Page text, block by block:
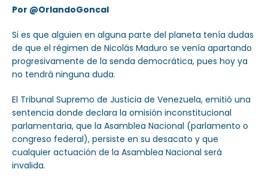
Por @OrlandoGoncal
Si es que alguien en alguna parte del planeta tenía dudas
de que el régimen de Nicolás Maduro se venía apartando
progresivamente de la senda democrática, pues hoy ya
no tendrá ninguna duda.
El Tribunal Supremo de Justicia de Venezuela, emitió una
sentencia donde declara la omisión inconstitucional
parlamentaria, que la Asamblea Nacional (parlamento o
congreso federal), persiste en su desacato y que
cualquier actuación de la Asamblea Nacional será
invalida.